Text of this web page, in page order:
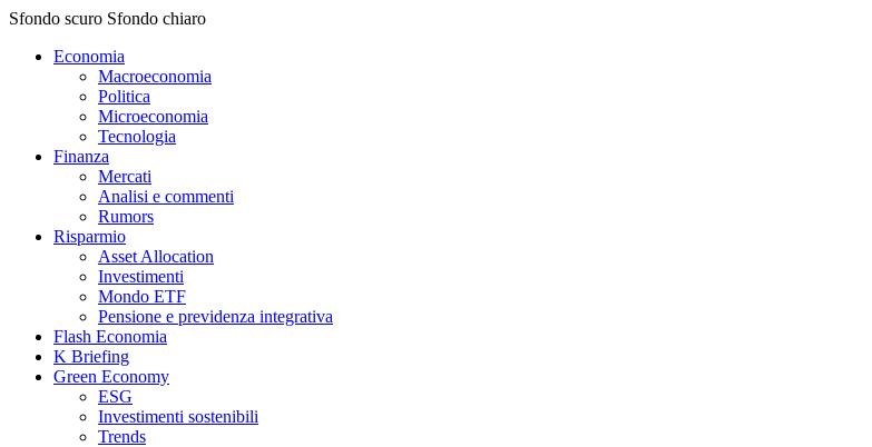
Sfondo scuro Sfondo chiaro
Economia
Macroeconomia
Politica
Microeconomia
Tecnologia
Finanza
Mercati
Analisi e commenti
Rumors
Risparmio
Asset Allocation
Investimenti
Mondo ETF
Pensione e previdenza integrativa
Flash Economia
K Briefing
Green Economy
ESG
Investimenti sostenibili
Trends